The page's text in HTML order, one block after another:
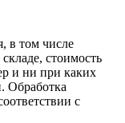
в том числе
стоимость
и ни при каких
Обработка
с